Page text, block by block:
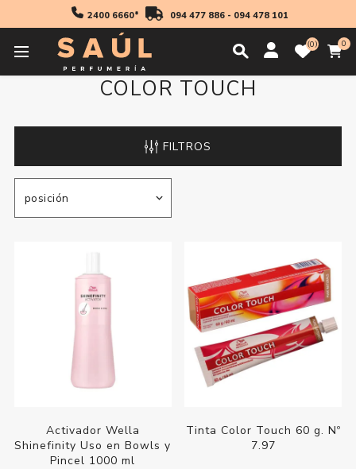
2400 6660* 094 477 886- 094 478 101
0 0
COLOR TOUCH
FILTROS
Activador Wella
Shinefinity Uso en Bowls y
Pincel 1000 ml
Tinta Color Touch 60 g. Nº
7.97